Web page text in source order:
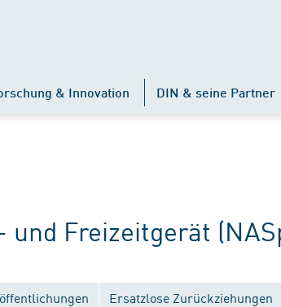
& Innovation DIN & seine Partner
Freizeitgerät
Ersatzlose Zurückziehungen